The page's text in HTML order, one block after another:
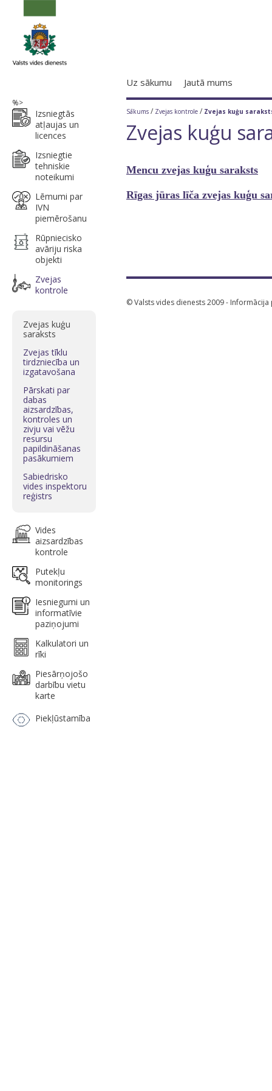
Uz sākumu Jautā mums
%>
Izsniegtās
atļaujas un
licences
Izsniegtie
tehniskie
noteikumi
Lēmumi par
IVN
piemērošanu
Rūpniecisko
avāriju riska
objekti
Zvejas
kontrole
Zvejas kuģu
saraksts
Zvejas tīklu
tirdzniecība un
izgatavošana
Pārskati par
dabas
aizsardzības,
kontroles un
zivju vai vēžu
resursu
papildināšanas
pasākumiem
Sabiedrisko
vides inspektoru
reģistrs
Vides
aizsardzības
kontrole
Putekļu
monitorings
Iesniegumi un
informatīvie
paziņojumi
Kalkulatori un
rīki
Piesārņojošo
darbību vietu
karte
Piekļūstamība
Sākums / Zvejas kontrole / Zvejas kuģu
Zvejas kuģu
Mencu zvejas kuģu saraksts
Rīgas jūras līča zvejas kuģu
© Valsts vides dienests 2009 -